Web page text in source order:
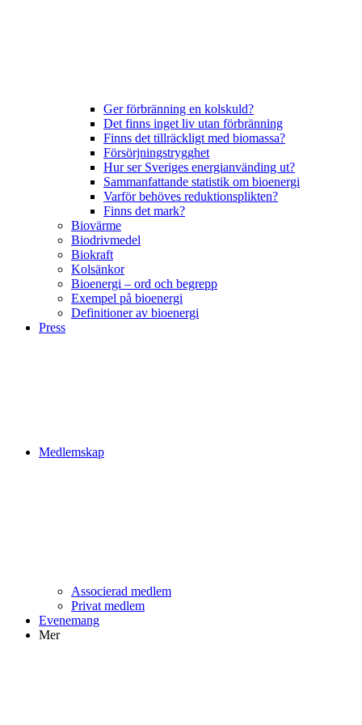
Ger förbränning en kolskuld?
Det finns inget liv utan förbränning
Finns det tillräckligt med biomassa?
Försörjningstrygghet
Hur ser Sveriges energianvänding ut?
Sammanfattande statistik om bioenergi
Varför behöves reduktionsplikten?
Finns det mark?
Biovärme
Biodrivmedel
Biokraft
Kolsänkor
Bioenergi – ord och begrepp
Exempel på bioenergi
Definitioner av bioenergi
Press
Medlemskap
Associerad medlem
Privat medlem
Evenemang
Mer